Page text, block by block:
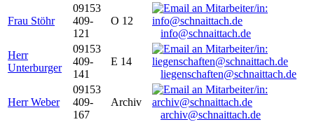
Frau Stöhr
09153
409-
121
O 12
info@schnaittach.de
Herr
Unterburger
09153
409-
141
E 14
liegenschaften@schnaittach.de
Herr Weber
09153
409-
167
Archiv
archiv@schnaittach.de